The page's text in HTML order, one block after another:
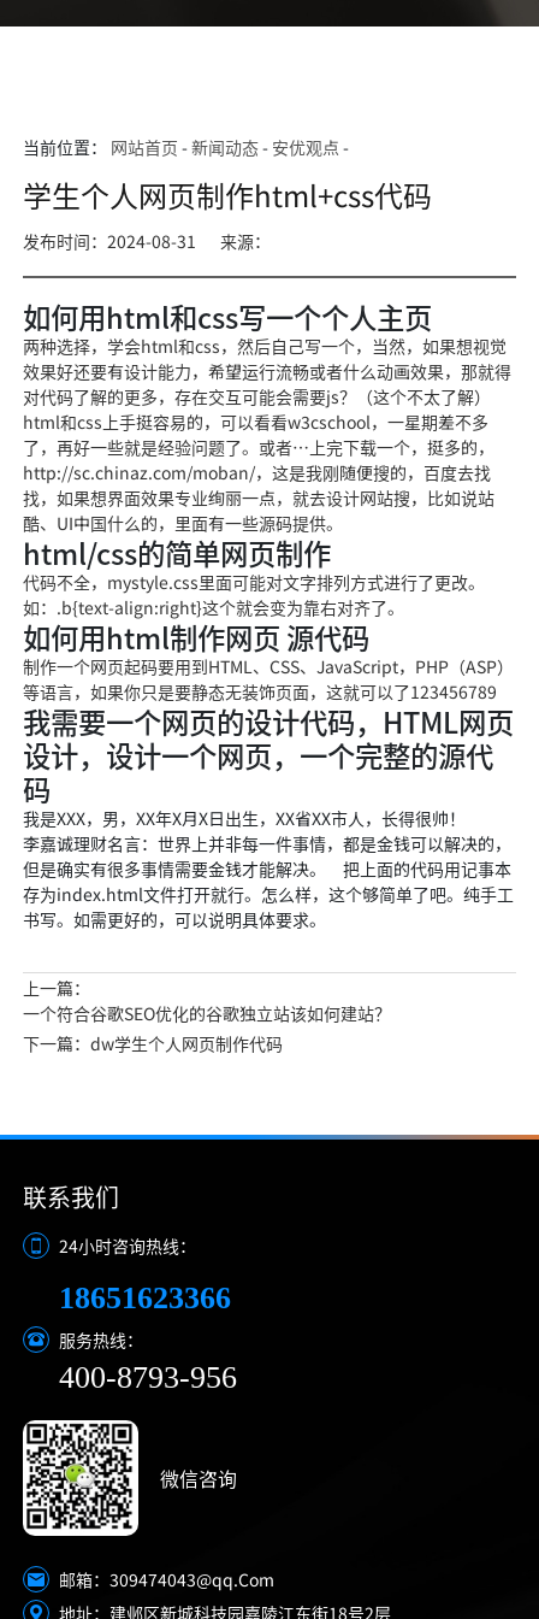
当前位置： 网站首页 -新闻动态- 安优观点 -
学生个人网页制作html+css代码
发布时间：2024-08-31 来源：
如何用html和css写一个个人主页
两种选择，学会html和css，然后自己写一个，当然，如果想视觉
效果好还要有设计能力，希望运行流畅或者什么动画效果，那就得
对代码了解的更多，存在交互可能会需要js？（这个不太了解）
html和css上手挺容易的，可以看看w3cschool，一星期差不多
了，再好一些就是经验问题了。或者…上完下载一个，挺多的，
http://sc.chinaz.com/moban/，这是我刚随便搜的，百度去找
找，如果想界面效果专业绚丽一点，就去设计网站搜，比如说站
酷、UI中国什么的，里面有一些源码提供。
html/css的简单网页制作
代码不全，mystyle.css里面可能对文字排列方式进行了更改。
如：.b{text-align:right}这个就会变为靠右对齐了。
如何用html制作网页 源代码
制作一个网页起码要用到HTML、CSS、JavaScript，PHP（ASP）
等语言，如果你只是要静态无装饰页面，这就可以了123456789
我需要一个网页的设计代码，HTML网页
设计，设计一个网页，一个完整的源代
码
我是XXX，男，XX年X月X日出生，XX省XX市人，长得很帅！
李嘉诚理财名言：世界上并非每一件事情，都是金钱可以解决的，
但是确实有很多事情需要金钱才能解决。 把上面的代码用记事本
存为index.html文件打开就行。怎么样，这个够简单了吧。纯手工
书写。如需更好的，可以说明具体要求。
上一篇：
一个符合谷歌SEO优化的谷歌独立站该如何建站？
下一篇：dw学生个人网页制作代码
联系我们
24小时咨询热线：
18651623366
服务热线：
400-8793-956
微信咨询
邮箱： 309474043@qq.Com
地址：建邺区新城科技园嘉陵江东街18号2层